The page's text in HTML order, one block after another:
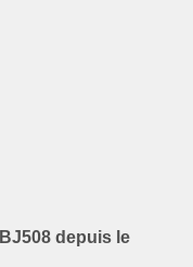
depuis le